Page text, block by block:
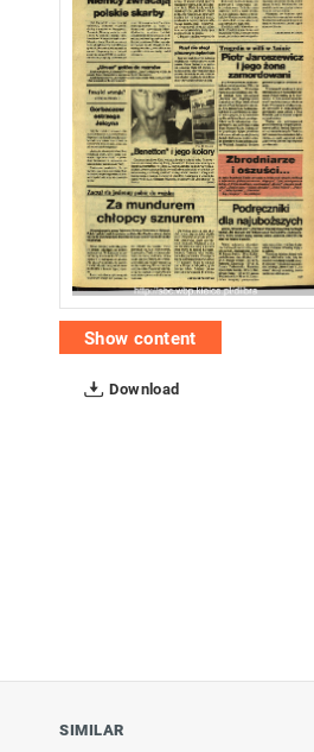
Show content
Download
SIMILAR